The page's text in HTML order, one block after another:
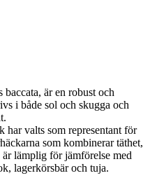
är en robust och
i både sol och skugga och
har valts som representant för
som kombinerar täthet,
lämplig för jämförelse med
lagerkörsbär och tuja.